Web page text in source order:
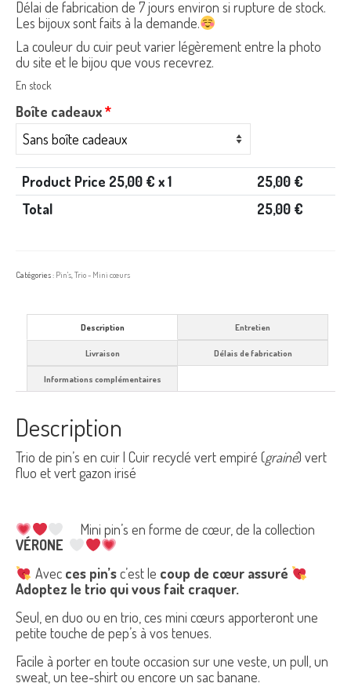
Délai de fabrication de 7 jours environ si rupture de stock.
Les bijoux sont faits à la demande.
La couleur du cuir peut varier légèrement entre la photo
du site et le bijou que vous recevrez.
En stock
Boîte cadeaux*
Product Price 25,00€ x 1 25,00€
Total
25,00€
Catégories : Pin's,Trio - Mini cœurs
Description Entretien
Livraison Délais de fabrication
Informations complémentaires
Description
Trio de pin’s en cuir | Cuir recyclé vert empiré (grainé) vert
fluo et vert gazon irisé
Mini pin’s en forme de cœur, de la collection
VÉRONE
Avec ces pin’sc’est le coup de cœur assuré
Adoptez le trio qui vous fait craquer.
Seul, en duo ou en trio, ces mini cœurs apporteront une
petite touche de pep’s à vos tenues.
Facile à porter en toute occasion sur une veste, un pull, un
sweat, un tee-shirt ou encore un sac banane.